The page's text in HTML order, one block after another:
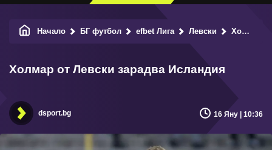
Начало БГ футбол efbet Лига Левски Холмар от Левски зарадва Исландия
Холмар от Левски зарадва Исландия
dsport.bg 16 Яну | 10:36